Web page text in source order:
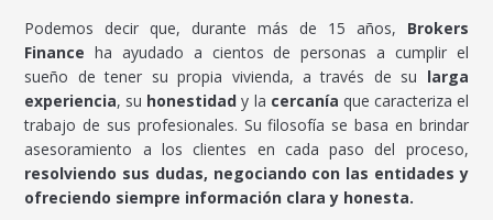
Podemos decir que, durante más de 15 años, Brokers
Finance ha ayudado a cientos de personas a cumplir el
sueño de tener su propia vivienda, a través de su larga
experiencia, su honestidady la cercanía que caracteriza el
trabajo de sus profesionales. Su filosofía se basa en brindar
asesoramiento a los clientes en cada paso del proceso,
resolviendo sus dudas, negociando con las entidades y
ofreciendo siempre información clara y honesta.